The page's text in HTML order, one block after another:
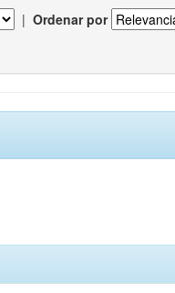
| Ordenar por